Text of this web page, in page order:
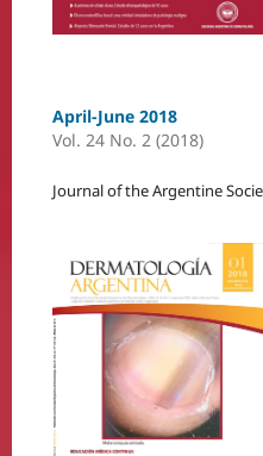
April-June 2018
Vol. 24 No. 2 (2018)
Journal of the Argentine